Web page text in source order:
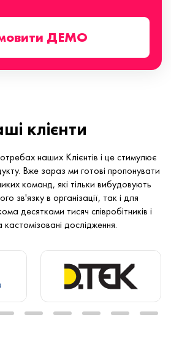
ДЕМО
клієнти
наших Клієнтів і це стимулює
Вже зараз ми готові пропонувати
команд, які тільки вибудовують
зв'язку в організації, так і для
десятками тисяч співробітників і
дослідження.